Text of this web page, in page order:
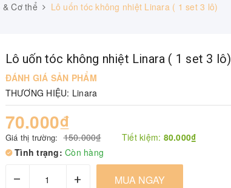
Cơ thể Lô uốn tóc không nhiệt Linara ( 1 set 3 lô)
Lô uốn tóc không nhiệt Linara ( 1 set 3 lô)
ĐÁNH GIÁ SẢN PHẨM
THƯƠNG HIỆU: Linara
70.000₫
Giá thị trường: 150.000₫ Tiết kiệm: 80.000₫
Tình trạng: Còn hàng
– + MUA NGAY